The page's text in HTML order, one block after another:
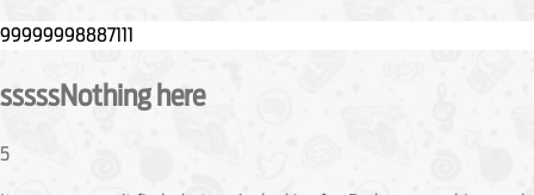
sssssNothing here
5